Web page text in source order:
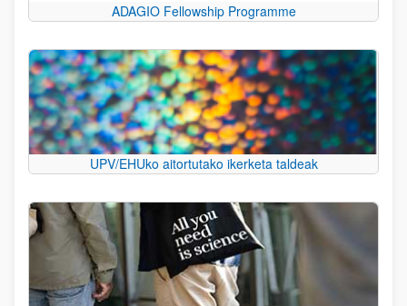
ADAGIO Fellowship Programme
UPV/EHUko aitortutako ikerketa taldeak